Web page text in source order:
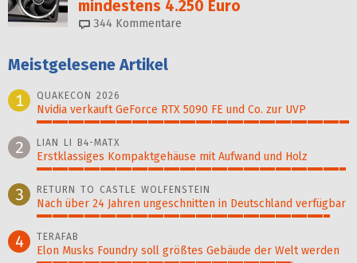
mindestens 4.250 Euro
344 Kommentare
Meistgelesene Artikel
1
QUAKECON 2026
Nvidia verkauft GeForce RTX 5090 FE und Co. zur UVP
2 LIAN LI B4-MATX
Erstklassiges Kompaktgehäuse mit Aufwand und Holz
3 RETURN TO CASTLE WOLFENSTEIN
Nach über 24 Jahren ungeschnitten in Deutschland verfügbar
4 TERAFAB
Elon Musks Foundry soll größ­tes Gebäude der Welt werden